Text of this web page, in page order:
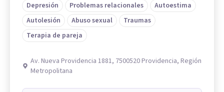
Depresión
Problemas relacionales
Autoestima
Autolesión
Abuso sexual
Traumas
Terapia de pareja
Av. Nueva Providencia 1881, 7500520 Providencia, Región
Metropolitana